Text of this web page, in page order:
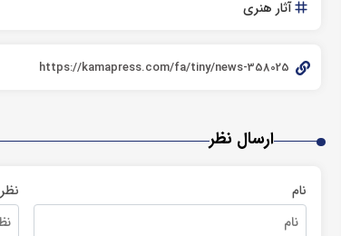
آثار هنری
ارسال نظر
نام نظر